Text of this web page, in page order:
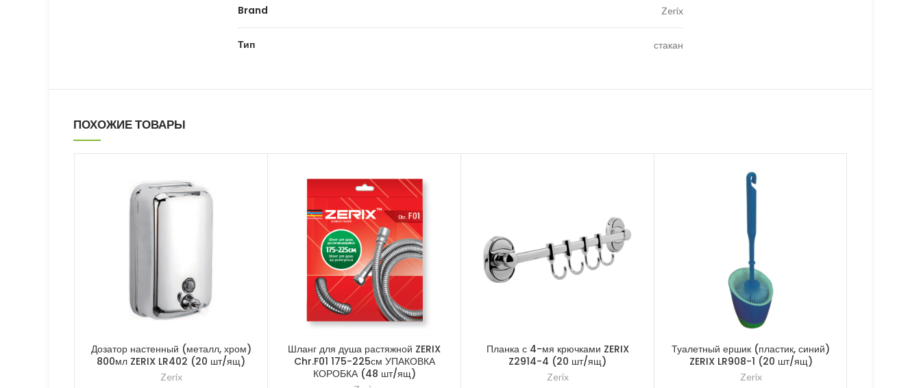
Brand Zerix
Тип стакан
ПОХОЖИЕ ТОВАРЫ
Дозатор настенный (металл, хром)
800мл ZERIX LR402 (20 шт/ящ)
Zerix
Шланг для душа растяжной ZERIX
Chr.F01 175-225см УПАКОВКА
КОРОБКА (48 шт/ящ)
Планка с 4-мя крючками ZERIX
Z2914-4 (20 шт/ящ)
Zerix
Туалетный ершик (пластик, синий)
ZERIX LR908-1 (20 шт/ящ)
Zerix